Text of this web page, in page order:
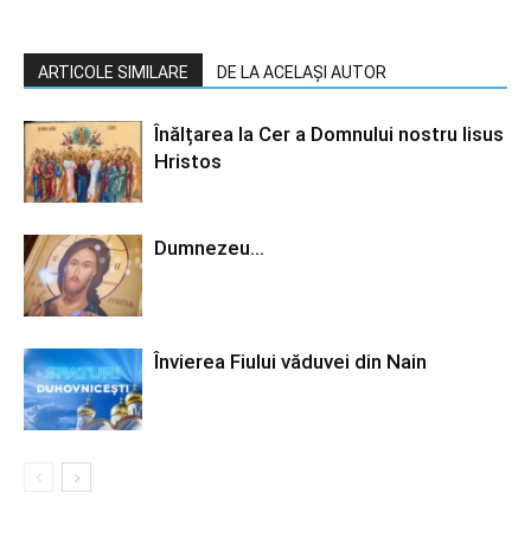
ARTICOLE SIMILARE DE LA ACELAȘI AUTOR
Înălțarea la Cer a Domnului nostru Iisus
Hristos
Dumnezeu…
Învierea Fiului văduvei din Nain